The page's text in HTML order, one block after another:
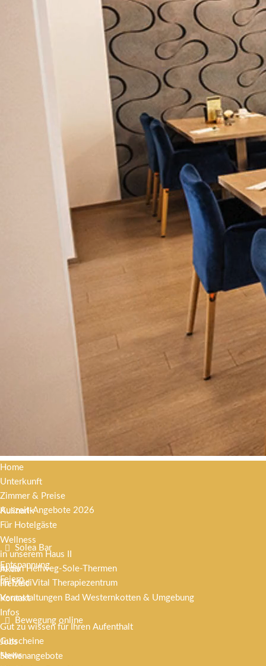
Home
Unterkunft
Zimmer & Preise
Auszeit-Angebote 2026
Kulinarik
Für Hotelgäste
Solea Bar
Entspannung
Feiern
Wellness
in unserem Haus II
in den Hellweg-Sole-Thermen
im MediVital Therapiezentrum
Aktiv
Freizeit
Veranstaltungen Bad Westernkotten & Umgebung
Bewegung online
Kontakt
Infos
Gut zu wissen für Ihren Aufenthalt
Gutscheine
News
Jobs
Stellenangebote